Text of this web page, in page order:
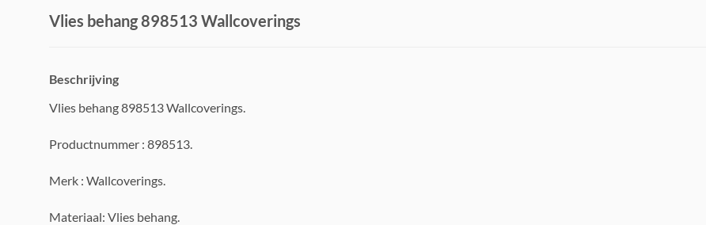
Vlies behang 898513 Wallcoverings
Beschrijving
Vlies behang 898513 Wallcoverings.
Productnummer : 898513.
Merk : Wallcoverings.
Materiaal: Vlies behang.